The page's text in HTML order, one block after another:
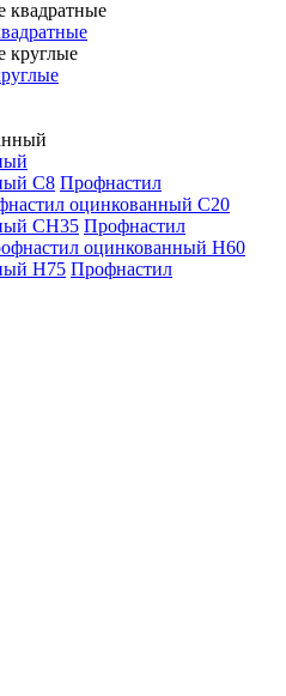
С8 Профнастил
оцинкованный С20
СН35 Профнастил
оцинкованный Н60
Н75 Профнастил